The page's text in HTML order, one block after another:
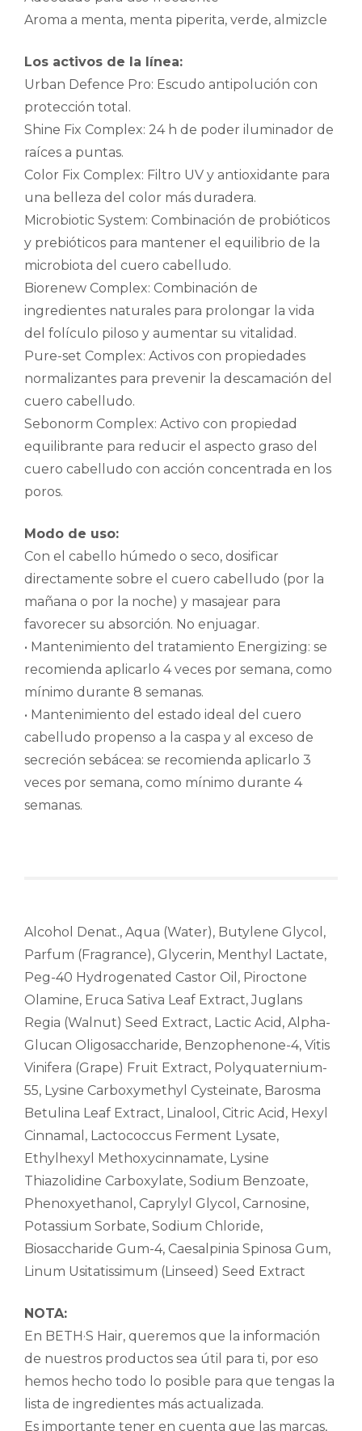
Aroma a menta, menta piperita, verde, almizcle
Los activos de la línea:
Urban Defence Pro: Escudo antipolución con
protección total.
Shine Fix Complex: 24 h de poder iluminador de
raíces a puntas.
Color Fix Complex: Filtro UV y antioxidante para
una belleza del color más duradera.
Microbiotic System: Combinación de probióticos
y prebióticos para mantener el equilibrio de la
microbiota del cuero cabelludo.
Biorenew Complex: Combinación de
ingredientes naturales para prolongar la vida
del folículo piloso y aumentar su vitalidad.
Pure-set Complex: Activos con propiedades
normalizantes para prevenir la descamación del
cuero cabelludo.
Sebonorm Complex: Activo con propiedad
equilibrante para reducir el aspecto graso del
cuero cabelludo con acción concentrada en los
poros.
Modo de uso:
Con el cabello húmedo o seco, dosificar
directamente sobre el cuero cabelludo (por la
mañana o por la noche) y masajear para
favorecer su absorción. No enjuagar.
• Mantenimiento del tratamiento Energizing: se
recomienda aplicarlo 4 veces por semana, como
mínimo durante 8 semanas.
• Mantenimiento del estado ideal del cuero
cabelludo propenso a la caspa y al exceso de
secreción sebácea: se recomienda aplicarlo 3
veces por semana, como mínimo durante 4
semanas.
Alcohol Denat., Aqua (Water), Butylene Glycol,
Parfum (Fragrance), Glycerin, Menthyl Lactate,
Peg-40 Hydrogenated Castor Oil, Piroctone
Olamine, Eruca Sativa Leaf Extract, Juglans
Regia (Walnut) Seed Extract, Lactic Acid, Alpha-
Glucan Oligosaccharide, Benzophenone-4, Vitis
Vinifera (Grape) Fruit Extract, Polyquaternium-
55, Lysine Carboxymethyl Cysteinate, Barosma
Betulina Leaf Extract, Linalool, Citric Acid, Hexyl
Cinnamal, Lactococcus Ferment Lysate,
Ethylhexyl Methoxycinnamate, Lysine
Thiazolidine Carboxylate, Sodium Benzoate,
Phenoxyethanol, Caprylyl Glycol, Carnosine,
Potassium Sorbate, Sodium Chloride,
Biosaccharide Gum-4, Caesalpinia Spinosa Gum,
Linum Usitatissimum (Linseed) Seed Extract
NOTA:
En BETH·S Hair, queremos que la información
de nuestros productos sea útil para ti, por eso
hemos hecho todo lo posible para que tengas la
lista de ingredientes más actualizada.
Es importante tener en cuenta que las marcas,